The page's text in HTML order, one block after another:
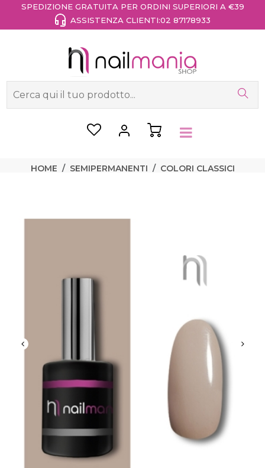
SPEDIZIONE GRATUITA PER ORDINI SUPERIORI A €39
ASSISTENZA CLIENTI:02 87178933
HOME SEMIPERMANENTI COLORI CLASSICI